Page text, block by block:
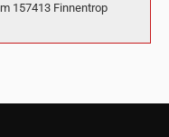
157413 Finnentrop